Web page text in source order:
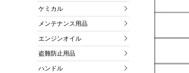
ケミカル
メンテナンス用品
エンジンオイル
盗難防止用品
ハンドル